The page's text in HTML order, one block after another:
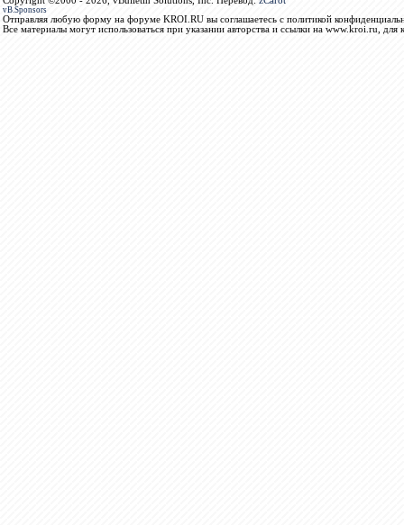
vB.Sponsors
Отправляя любую форму на форуме KROI.RU вы соглашаетесь с политикой
Все материалы могут использоваться при указании авторства и ссылки на www.kroi.ru, для